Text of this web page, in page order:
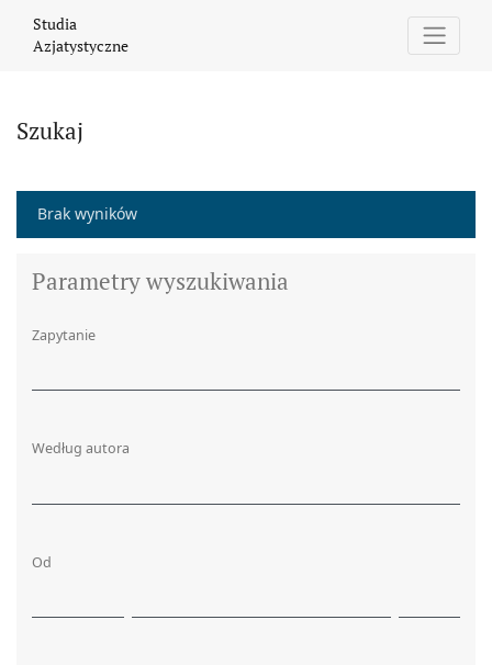
Studia
Azjatystyczne
Szukaj
Brak wyników
Parametry wyszukiwania
Zapytanie
Według autora
Od